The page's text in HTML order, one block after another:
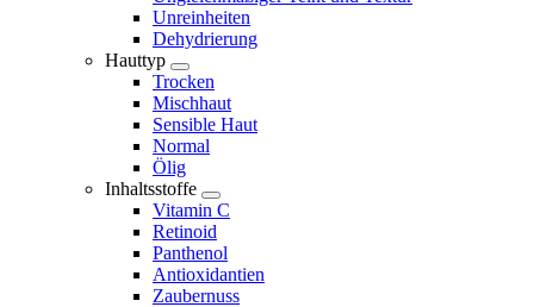
Unreinheiten
Dehydrierung
Hauttyp
Trocken
Mischhaut
Sensible Haut
Normal
Ölig
Inhaltsstoffe
Vitamin C
Retinoid
Panthenol
Antioxidantien
Zaubernuss